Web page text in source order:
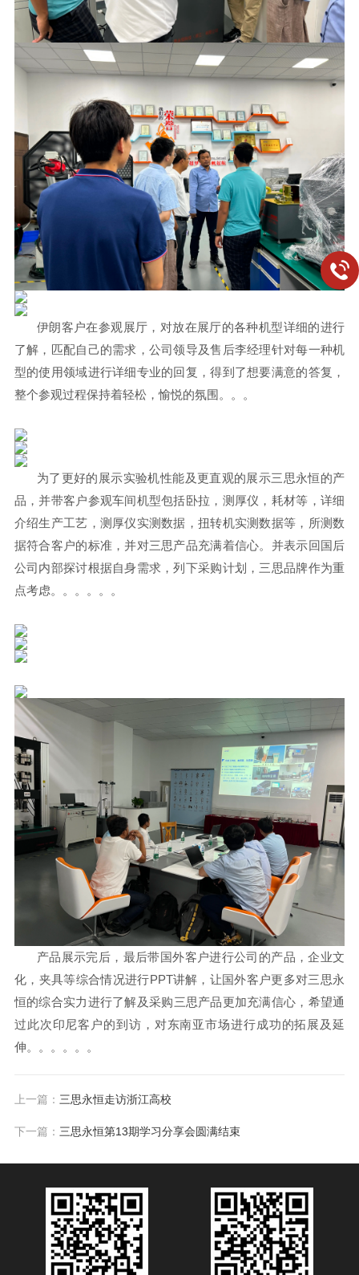
伊朗客户在参观展厅，对放在展厅的各种机型详细的进行
了解，匹配自己的需求，公司领导及售后李经理针对每一种机
型的使用领域进行详细专业的回复，得到了想要满意的答复，
整个参观过程保持着轻松，愉悦的氛围。。。
为了更好的展示实验机性能及更直观的展示三思永恒的产
品，并带客户参观车间机型包括卧拉，测厚仪，耗材等，详细
介绍生产工艺，测厚仪实测数据，扭转机实测数据等，所测数
据符合客户的标准，并对三思产品充满着信心。并表示回国后
公司内部探讨根据自身需求，列下采购计划，三思品牌作为重
点考虑。。。。。。
产品展示完后，最后带国外客户进行公司的产品，企业文
化，夹具等综合情况进行PPT讲解，让国外客户更多对三思永
恒的综合实力进行了解及采购三思产品更加充满信心，希望通
过此次印尼客户的到访，对东南亚市场进行成功的拓展及延
伸。。。。。。
上一篇： 三思永恒走访浙江高校
下一篇： 三思永恒第13期学习分享会圆满结束